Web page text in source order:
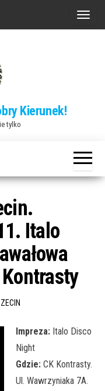
P
n
a
w
Kierunek!
tylko
Italo
Impreza: Italo Disco
Night
Gdzie: CK Kontrasty.
Ul. Wawrzyniaka 7A.